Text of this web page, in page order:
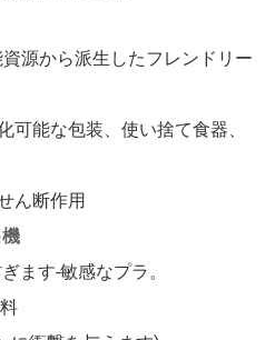
源から派生したフレンドリー
可能な包装、使い捨て食器、
ん断作用
ます-敏感なプラ。